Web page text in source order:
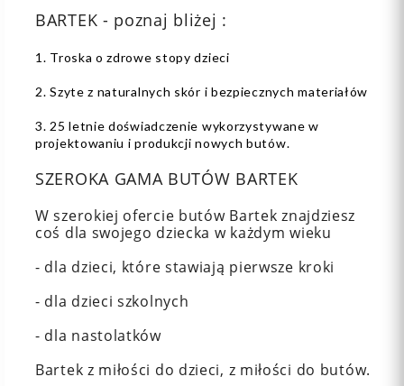
BARTEK - poznaj bliżej :
1. Troska o zdrowe stopy dzieci
2. Szyte z naturalnych skór i bezpiecznych materiałów
3. 25 letnie doświadczenie wykorzystywane w
projektowaniu i produkcji nowych butów.
SZEROKA GAMA BUTÓW BARTEK
W szerokiej ofercie butów Bartek znajdziesz
coś dla swojego dziecka w każdym wieku
- dla dzieci, które stawiają pierwsze kroki
- dla dzieci szkolnych
- dla nastolatków
Bartek z miłości do dzieci, z miłości do butów.